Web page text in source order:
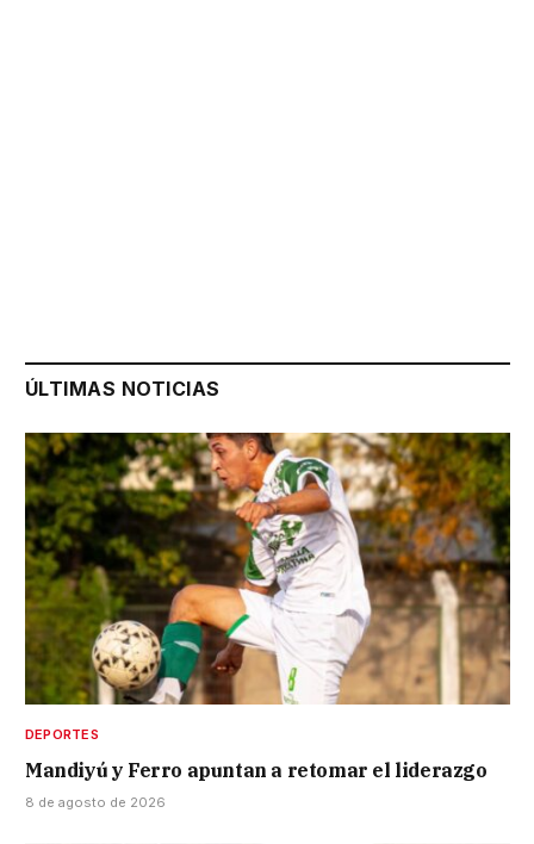
ÚLTIMAS NOTICIAS
DEPORTES
Mandiyú y Ferro apuntan a retomar el liderazgo
8 de agosto de 2026